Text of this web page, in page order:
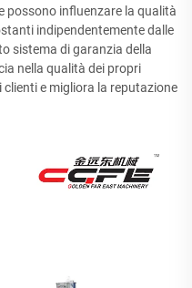
possono influenzare la qualità
indipendentemente dalle
sistema di garanzia della
nella qualità dei propri
e migliora la reputazione